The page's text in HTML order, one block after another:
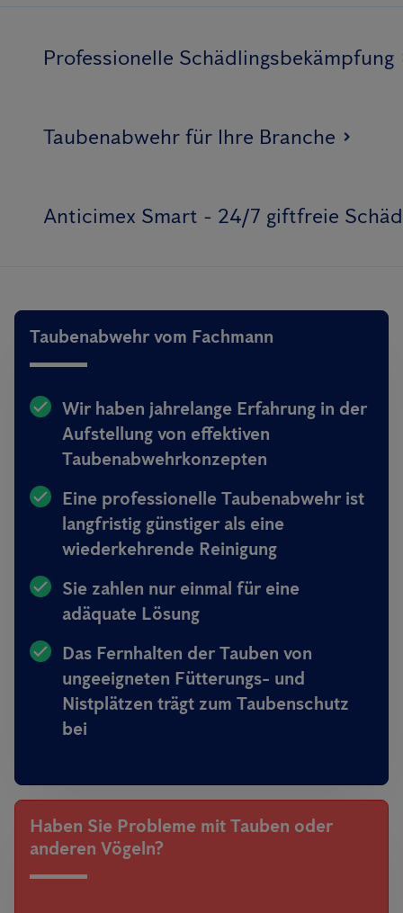
Professionelle Schädlingsbekämpfung
Taubenabwehr für Ihre Branche
Anticimex Smart - 24/7 giftfreie
Taubenabwehr vom Fachmann
Wir haben jahrelange Erfahrung in der
Aufstellung von effektiven
Taubenabwehrkonzepten
Eine professionelle Taubenabwehr ist
langfristig günstiger als eine
wiederkehrende Reinigung
Sie zahlen nur einmal für eine
adäquate Lösung
Das Fernhalten der Tauben von
ungeeigneten Fütterungs- und
Nistplätzen trägt zum Taubenschutz
bei
Haben Sie Probleme mit Tauben oder
anderen Vögeln?